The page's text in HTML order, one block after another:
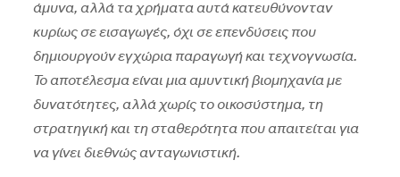
άμυνα, αλλά τα χρήματα αυτά κατευθύνονταν
κυρίως σε εισαγωγές, όχι σε επενδύσεις που
δημιουργούν εγχώρια παραγωγή και τεχνογνωσία.
Το αποτέλεσμα είναι μια αμυντική βιομηχανία με
δυνατότητες, αλλά χωρίς το οικοσύστημα, τη
στρατηγική και τη σταθερότητα που απαιτείται για
να γίνει διεθνώς ανταγωνιστική.